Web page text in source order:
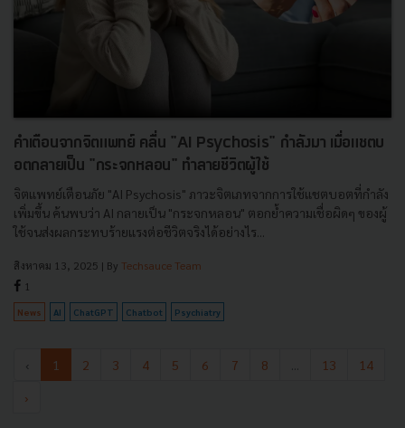
คำเตือนจากจิตแพทย์ คลื่น "AI Psychosis" กำลังมา เมื่อแชตบ
อตกลายเป็น "กระจกหลอน" ทำลายชีวิตผู้ใช้
จิตแพทย์เตือนภัย "AI Psychosis" ภาวะจิตเภทจากการใช้แชตบอตที่กำลัง
เพิ่มขึ้น ค้นพบว่า AI กลายเป็น "กระจกหลอน" ตอกย้ำความเชื่อผิดๆ ของผู้
ใช้จนส่งผลกระทบร้ายแรงต่อชีวิตจริงได้อย่างไร...
สิงหาคม 13, 2025 | By Techsauce Team
1
News AI ChatGPT Chatbot Psychiatry
‹ 1 2 3 4 5 6 7 8 13
14
›